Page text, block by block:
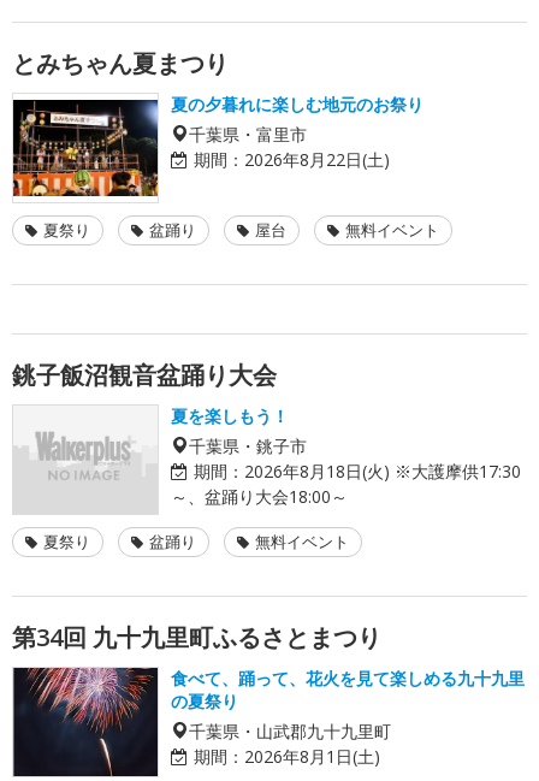
とみちゃん夏まつり
夏の夕暮れに楽しむ地元のお祭り
千葉県・富里市
期間： 2026年8月22日(土)
夏祭り 盆踊り 屋台 無料イベント
銚子飯沼観音盆踊り大会
夏を楽しもう！
千葉県・銚子市
期間： 2026年8月18日(火) ※大護摩供17:30
～、盆踊り大会18:00～
夏祭り 盆踊り 無料イベント
第34回 九十九里町ふるさとまつり
食べて、踊って、花火を見て楽しめる九十九里
の夏祭り
千葉県・山武郡九十九里町
期間： 2026年8月1日(土)